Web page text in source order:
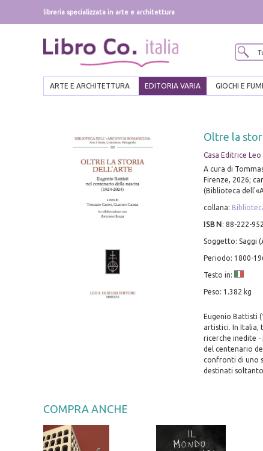
libreria specializzata in arte e architettura
ARTE E ARCHITETTURA EDITORIA VARIA GIOCHI E
Oltre la
Casa Editrice Leo
A cura di
Firenze, 2026;
(Biblioteca
collana:
ISBN : 88-222-
Soggetto: Saggi
Periodo: 1800-
Testo in:
Peso: 1.382 kg
Eugenio Battisti
artistici. In Italia,
ricerche inedite -
del centenario
confronti di uno
destinati
COMPRA ANCHE